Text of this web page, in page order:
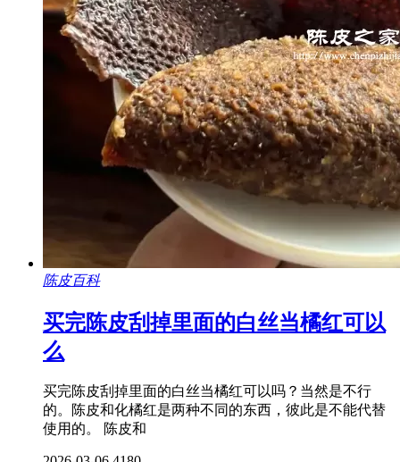
陈皮百科
买完陈皮刮掉里面的白丝当橘红可以
么
买完陈皮刮掉里面的白丝当橘红可以吗？当然是不行
的。陈皮和化橘红是两种不同的东西，彼此是不能代替
使用的。 陈皮和